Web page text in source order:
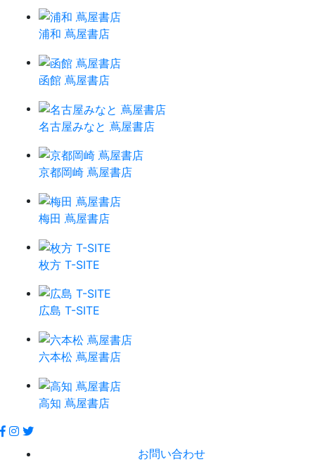
浦和 蔦屋書店
函館 蔦屋書店
名古屋みなと 蔦屋書店
京都岡崎 蔦屋書店
梅田 蔦屋書店
枚方 T-SITE
広島 T-SITE
六本松 蔦屋書店
高知 蔦屋書店
お問い合わせ